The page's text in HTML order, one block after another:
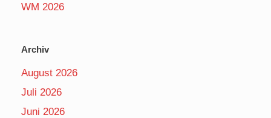
WM 2026
Archiv
August 2026
Juli 2026
Juni 2026